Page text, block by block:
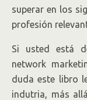
superar en los
profesión
Si usted está
network
duda este libro
indutria, más